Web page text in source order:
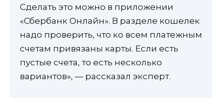
Сделать это можно в приложении
«Сбербанк Онлайн». В разделе кошелек
надо проверить, что ко всем платежным
счетам привязаны карты. Если есть
пустые счета, то есть несколько
вариантов», — рассказал эксперт.